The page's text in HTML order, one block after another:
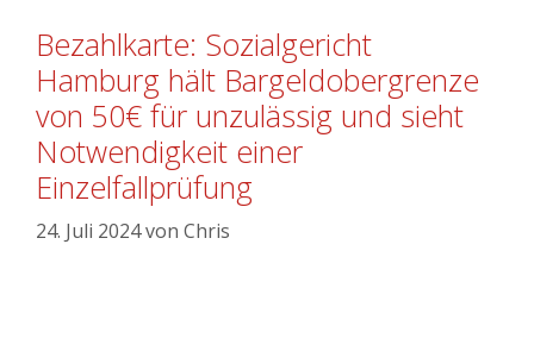
Bezahlkarte: Sozialgericht
Hamburg hält Bargeldobergrenze
von 50€ für unzulässig und sieht
Notwendigkeit einer
Einzelfallprüfung
24. Juli 2024von Chris